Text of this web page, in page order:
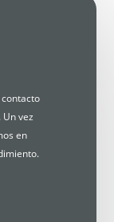
vez
en